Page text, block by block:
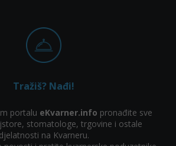
Tražiš? Nađi!
portalu eKvarner.info pronađite sve
stomatologe, trgovine i ostale
djelatnosti na Kvarneru.